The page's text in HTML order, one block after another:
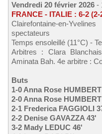
Vendredi 20 février 2026 -
FRANCE - ITALIE : 6-2 (2-
Clairefontaine-en-
spectateurs
Temps ensoleillé (11°C) -
Arbitres : Clara
Aminata Bah. 4e arbitre :
Buts
1-0 Anna Rose
2-0 Anna Rose
2-1 Frederica FAGGIOLI
2-2 Denise GAVAZZA 43'
3-2 Mady LEDUC 46'